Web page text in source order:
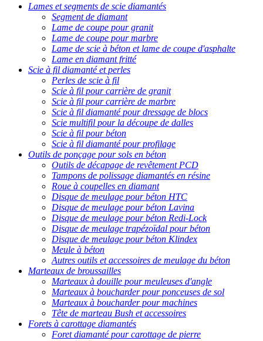
Lames et segments de scie diamantés
Segment de diamant
Lame de coupe pour granit
Lame de coupe pour marbre
Lame de scie à béton et lame de coupe d'asphalte
Lame en diamant fritté
Scie à fil diamanté et perles
Perles de scie à fil
Scie à fil pour carrière de granit
Scie à fil pour carrière de marbre
Scie à fil diamanté pour dressage de blocs
Scie multifil pour la découpe de dalles
Scie à fil pour béton
Scie à fil diamanté pour profilage
Outils de ponçage pour sols en béton
Outils de décapage de revêtement PCD
Tampons de polissage diamantés en résine
Roue à coupelles en diamant
Disque de meulage pour béton HTC
Disque de meulage pour béton Lavina
Disque de meulage pour béton Redi-Lock
Disque de meulage trapézoïdal pour béton
Disque de meulage pour béton Klindex
Meule à béton
Autres outils et accessoires de meulage du béton
Marteaux de broussailles
Marteaux à douille pour meuleuses d'angle
Marteaux à boucharder pour ponceuses de sol
Marteaux à boucharder pour machines
Tête de marteau Bush et accessoires
Forets à carottage diamantés
Foret diamanté pour carottage de pierre